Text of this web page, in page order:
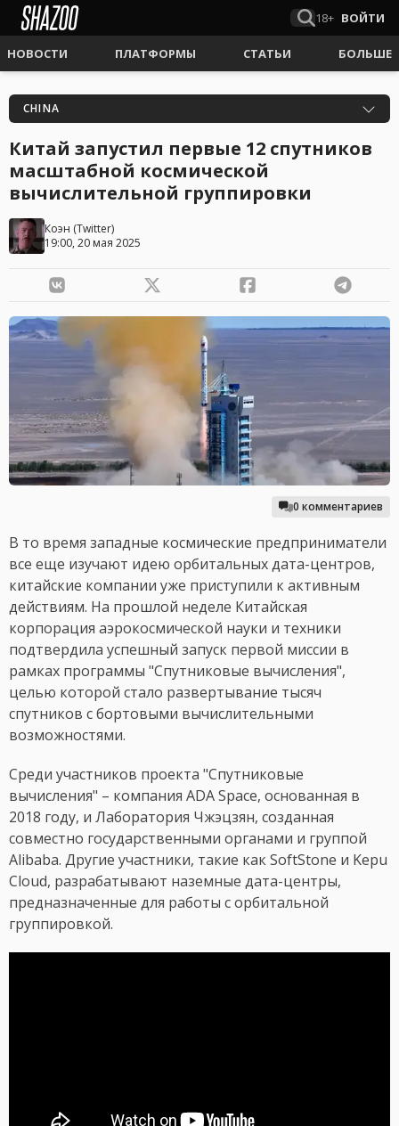
18+ ВОЙТИ
НОВОСТИ ПЛАТФОРМЫ СТАТЬИ БОЛЬШЕ
CHINA
Китай запустил первые 12 спутников
масштабной космической
вычислительной группировки
Коэн (Twitter)
19:00, 20 мая 2025
0 комментариев
В то время западные космические предприниматели
все еще изучают идею орбитальных дата-центров,
китайские компании уже приступили к активным
действиям. На прошлой неделе Китайская
корпорация аэрокосмической науки и техники
подтвердила успешный запуск первой миссии в
рамках программы "Спутниковые вычисления",
целью которой стало развертывание тысяч
спутников с бортовыми вычислительными
возможностями.
Среди участников проекта "Спутниковые
вычисления" – компания ADA Space, основанная в
2018 году, и Лаборатория Чжэцзян, созданная
совместно государственными органами и группой
Alibaba. Другие участники, такие как SoftStone и Kepu
Cloud, разрабатывают наземные дата-центры,
предназначенные для работы с орбитальной
группировкой.